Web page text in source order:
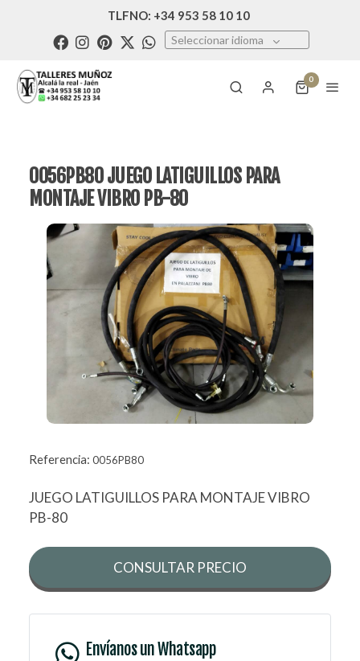
TLFNO: +34 953 58 10 10
Seleccionar idioma
0
0056PB80 JUEGO LATIGUILLOS PARA
MONTAJE VIBRO PB-80
Referencia: 0056PB80
JUEGO LATIGUILLOS PARA MONTAJE VIBRO
PB-80
CONSULTAR PRECIO
Envíanos un Whatsapp